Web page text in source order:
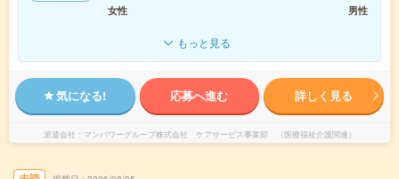
女性
男性
もっと見る
気になる! 応募へ進む 詳しく見る
派遣会社 マンパワーグループ株式会社 ケアサービス事業部 （医療福祉介護関連）